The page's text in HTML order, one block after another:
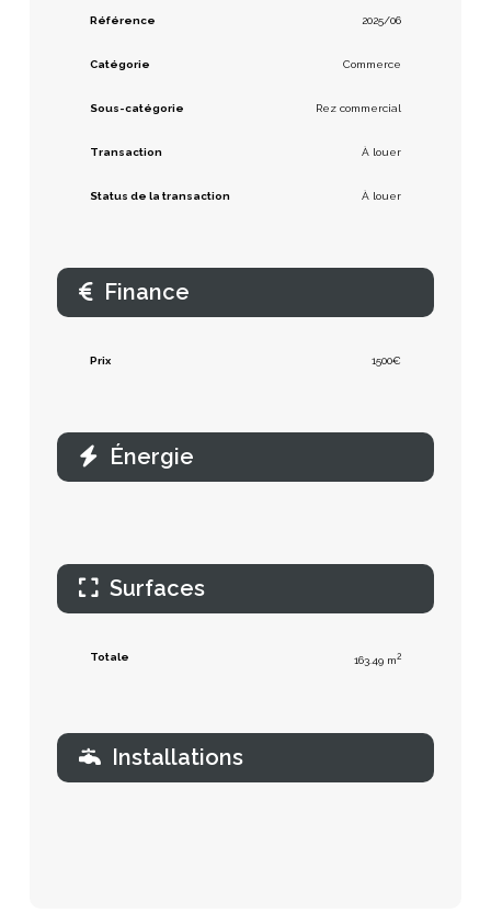
Référence 2025/06
Catégorie Commerce
Sous-catégorie Rez commercial
Transaction À louer
Status de la transaction À louer
Finance
Prix 1500€
Énergie
Surfaces
Totale 163.49 m2
Installations